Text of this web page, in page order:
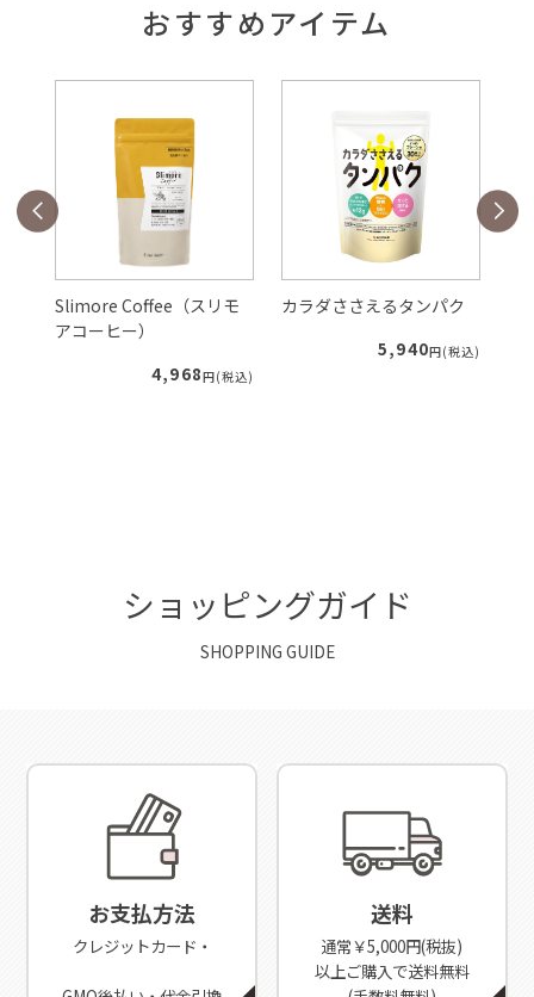
おすすめアイテム
Slimore Coffee（スリモ
アコーヒー）
4,968円(税込)
カラダささえるタンパク
5,940円(税込)
ショッピングガイド
SHOPPING GUIDE
お支払方法
クレジットカード・
送料
通常￥5,000円(税抜)
以上ご購入で送料無料